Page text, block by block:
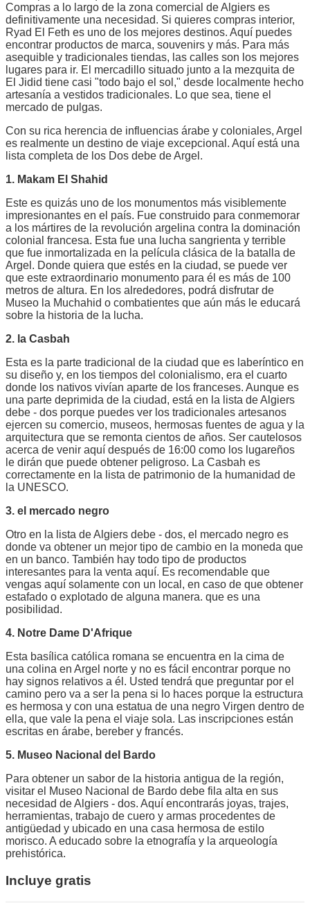
Compras a lo largo de la zona comercial de Algiers es
definitivamente una necesidad. Si quieres compras interior,
Ryad El Feth es uno de los mejores destinos. Aquí puedes
encontrar productos de marca, souvenirs y más. Para más
asequible y tradicionales tiendas, las calles son los mejores
lugares para ir. El mercadillo situado junto a la mezquita de
El Jidid tiene casi "todo bajo el sol," desde localmente hecho
artesanía a vestidos tradicionales. Lo que sea, tiene el
mercado de pulgas.
Con su rica herencia de influencias árabe y coloniales, Argel
es realmente un destino de viaje excepcional. Aquí está una
lista completa de los Dos debe de Argel.
1. Makam El Shahid
Este es quizás uno de los monumentos más visiblemente
impresionantes en el país. Fue construido para conmemorar
a los mártires de la revolución argelina contra la dominación
colonial francesa. Esta fue una lucha sangrienta y terrible
que fue inmortalizada en la película clásica de la batalla de
Argel. Donde quiera que estés en la ciudad, se puede ver
que este extraordinario monumento para él es más de 100
metros de altura. En los alrededores, podrá disfrutar de
Museo la Muchahid o combatientes que aún más le educará
sobre la historia de la lucha.
2. la Casbah
Esta es la parte tradicional de la ciudad que es laberíntico en
su diseño y, en los tiempos del colonialismo, era el cuarto
donde los nativos vivían aparte de los franceses. Aunque es
una parte deprimida de la ciudad, está en la lista de Algiers
debe - dos porque puedes ver los tradicionales artesanos
ejercen su comercio, museos, hermosas fuentes de agua y la
arquitectura que se remonta cientos de años. Ser cautelosos
acerca de venir aquí después de 16:00 como los lugareños
le dirán que puede obtener peligroso. La Casbah es
correctamente en la lista de patrimonio de la humanidad de
la UNESCO.
3. el mercado negro
Otro en la lista de Algiers debe - dos, el mercado negro es
donde va obtener un mejor tipo de cambio en la moneda que
en un banco. También hay todo tipo de productos
interesantes para la venta aquí. Es recomendable que
vengas aquí solamente con un local, en caso de que obtener
estafado o explotado de alguna manera. que es una
posibilidad.
4. Notre Dame D'Afrique
Esta basílica católica romana se encuentra en la cima de
una colina en Argel norte y no es fácil encontrar porque no
hay signos relativos a él. Usted tendrá que preguntar por el
camino pero va a ser la pena si lo haces porque la estructura
es hermosa y con una estatua de una negro Virgen dentro de
ella, que vale la pena el viaje sola. Las inscripciones están
escritas en árabe, bereber y francés.
5. Museo Nacional del Bardo
Para obtener un sabor de la historia antigua de la región,
visitar el Museo Nacional de Bardo debe fila alta en sus
necesidad de Algiers - dos. Aquí encontrarás joyas, trajes,
herramientas, trabajo de cuero y armas procedentes de
antigüedad y ubicado en una casa hermosa de estilo
morisco. A educado sobre la etnografía y la arqueología
prehistórica.
Incluye gratis